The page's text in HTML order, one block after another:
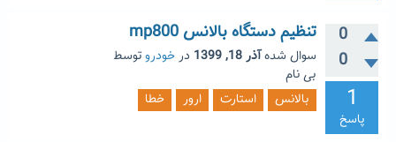
0
0
1
پاسخ
تنظیم دستگاه بالانس mp800
سوال شدهآذر 18, 1399 درخودروتوسط
بی نام
بالانس
استارت ارور خطا